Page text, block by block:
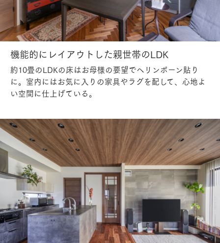
機能的にレイアウトした親世帯のLDK
約10畳のLDKの床はお母様の要望でヘリンボーン貼り
に。室内にはお気に入りの家具やラグを配して、心地よ
い空間に仕上げている。